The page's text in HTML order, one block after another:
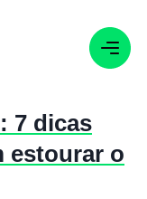
7 dicas
estourar o